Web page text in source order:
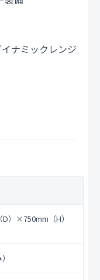
ナミックレンジ
）×750mm（H）